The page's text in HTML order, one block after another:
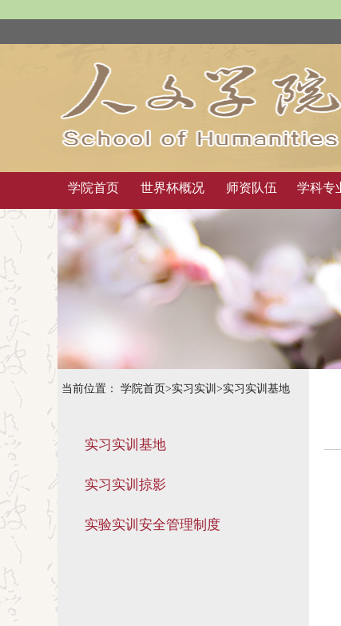
学院首页 世界杯概况 师资队伍 学科专
当前位置： 学院首页>实习实训 >实习实训基地
实习实训基地
实习实训掠影
实验实训安全管理制度